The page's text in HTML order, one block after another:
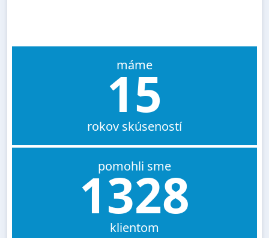
máme
15
rokov skúseností
pomohli sme
1328
klientom